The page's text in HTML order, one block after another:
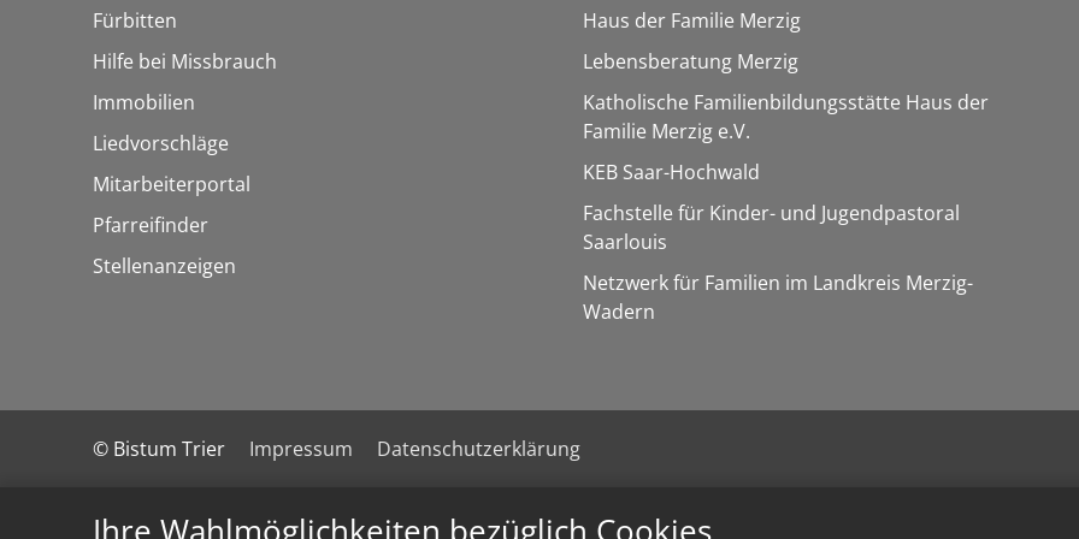
Fürbitten
Hilfe bei Missbrauch
Immobilien
Liedvorschläge
Mitarbeiterportal
Pfarreifinder
Stellenanzeigen
Haus der Familie Merzig
Lebensberatung Merzig
Katholische Familienbildungsstätte Haus der
Familie Merzig e.V.
KEB Saar-Hochwald
Fachstelle für Kinder- und Jugendpastoral
Saarlouis
Netzwerk für Familien im Landkreis Merzig-
Wadern
© Bistum Trier Impressum Datenschutzerklärung